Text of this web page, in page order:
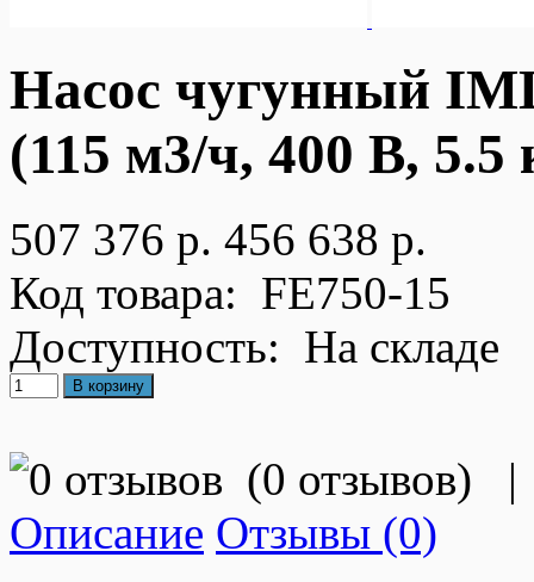
Насос чугунный
(115 м3/ч, 400 В,
507 376 р. 456 638 р.
Код товара: FE750-15
Доступность: На складе
(0 отзывов) |
Описание Отзывы (0)